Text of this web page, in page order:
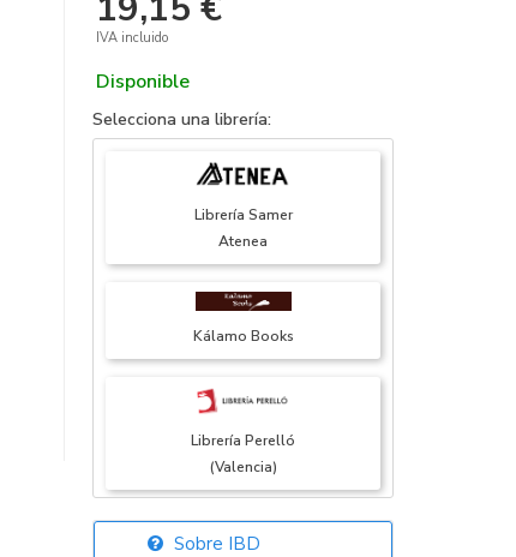
IVA incluido
Disponible
Selecciona una librería:
Librería Samer
Atenea
Kálamo Books
Librería Perelló
(Valencia)
Sobre IBD